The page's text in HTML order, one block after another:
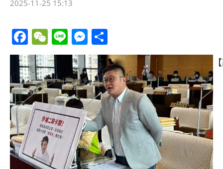
2025-11-25 15:13
Facebook
WeChat
LineMessenger
享